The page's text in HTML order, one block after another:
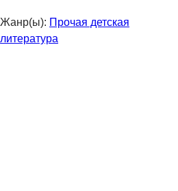
Жанр(ы): Прочая детская
литература